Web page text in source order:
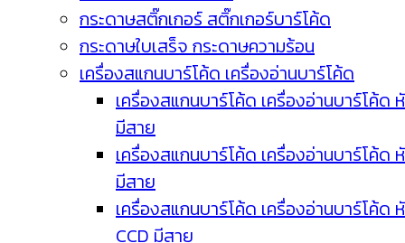
กระดาษสติ๊กเกอร์ สติ๊กเกอร์บาร์โค้ด
กระดาษใบเสร็จ กระดาษความร้อน
เครื่องสแกนบาร์โค้ด เครื่องอ่านบาร์โค้ด
เครื่องสแกนบาร์โค้ด เครื่องอ่านบาร์โค้ด
มีสาย
เครื่องสแกนบาร์โค้ด เครื่องอ่านบาร์โค้ด
มีสาย
เครื่องสแกนบาร์โค้ด เครื่องอ่านบาร์โค้ด
CCD มีสาย